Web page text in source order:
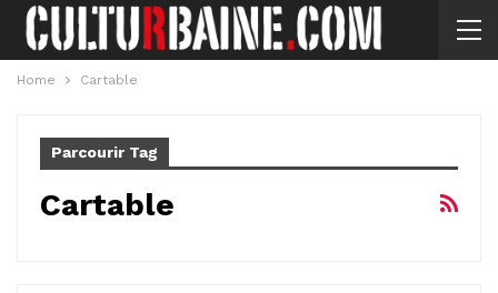
Home Cartable
Parcourir Tag
Cartable